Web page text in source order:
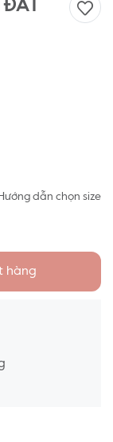
ĐẤT
Hướng dẫn chọn size
hàng